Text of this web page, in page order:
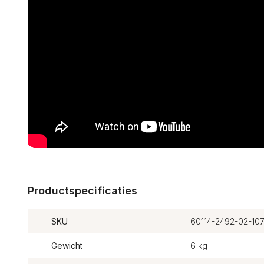
Productspecificaties
SKU 60114-2492-02-
Gewicht 6 kg